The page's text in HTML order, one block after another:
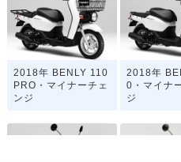
2018年 BENLY 110
PRO・マイナーチェ
ンジ
2018年
0・マイナ
ジ